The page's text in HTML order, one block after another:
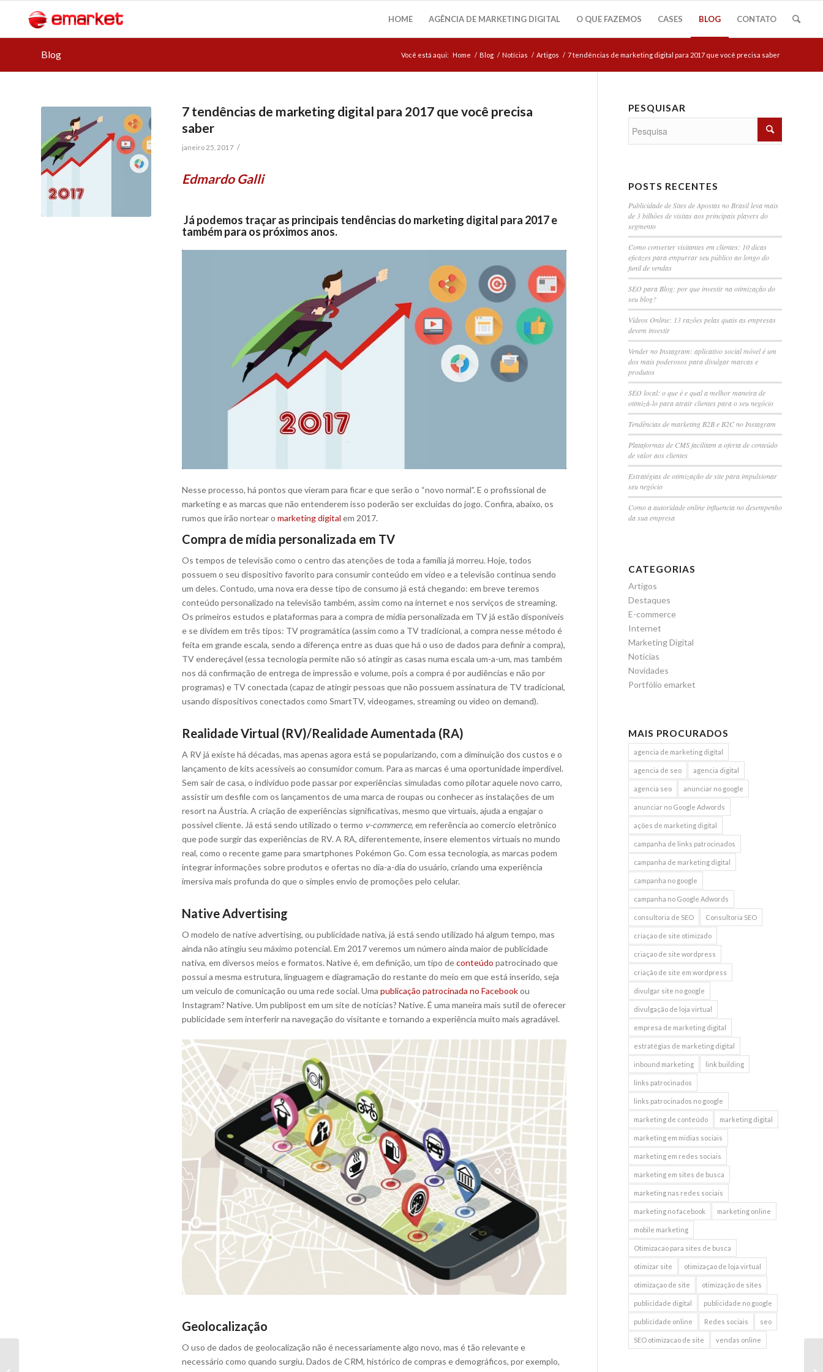
HOME AGÊNCIA DE MARKETING DIGITAL O QUE FAZEMOS CASES BLOG CONTATO
Blog Você está aqui: Home / Blog / Notícias / Artigos / 7 tendências de marketing digital para 2017 que você precisa saber
7 tendências de marketing digital para 2017 que você precisa
saber
janeiro 25, 2017 /
Edmardo Galli
Já podemos traçar as principais tendências do marketing digital para 2017 e
também para os próximos anos.
Nesse processo, há pontos que vieram para ficar e que serão o “novo normal”. E o profissional de
marketing e as marcas que não entenderem isso poderão ser excluídas do jogo. Confira, abaixo, os
rumos que irão nortear o marketing digital em 2017.
Compra de mídia personalizada em TV
Os tempos de televisão como o centro das atenções de toda a família já morreu. Hoje, todos
possuem o seu dispositivo favorito para consumir conteúdo em vídeo e a televisão continua sendo
um deles. Contudo, uma nova era desse tipo de consumo já está chegando: em breve teremos
conteúdo personalizado na televisão também, assim como na internet e nos serviços de streaming.
Os primeiros estudos e plataformas para a compra de mídia personalizada em TV já estão disponíveis
e se dividem em três tipos: TV programática (assim como a TV tradicional, a compra nesse método é
feita em grande escala, sendo a diferença entre as duas que há o uso de dados para definir a compra),
TV endereçável (essa tecnologia permite não só atingir as casas numa escala um-a-um, mas também
nos dá confirmação de entrega de impressão e volume, pois a compra é por audiências e não por
programas) e TV conectada (capaz de atingir pessoas que não possuem assinatura de TV tradicional,
usando dispositivos conectados como SmartTV, videogames, streaming ou video on demand).
Realidade Virtual (RV)/Realidade Aumentada (RA)
A RV já existe há décadas, mas apenas agora está se popularizando, com a diminuição dos custos e o
lançamento de kits acessíveis ao consumidor comum. Para as marcas é uma oportunidade imperdível.
Sem sair de casa, o indivíduo pode passar por experiências simuladas como pilotar aquele novo carro,
assistir um desfile com os lançamentos de uma marca de roupas ou conhecer as instalações de um
resort na Áustria. A criação de experiências significativas, mesmo que virtuais, ajuda a engajar o
possível cliente. Já está sendo utilizado o termo v-commerce, em referência ao comercio eletrônico
que pode surgir das experiências de RV. A RA, diferentemente, insere elementos virtuais no mundo
real, como o recente game para smartphones Pokémon Go. Com essa tecnologia, as marcas podem
integrar informações sobre produtos e ofertas no dia-a-dia do usuário, criando uma experiência
imersiva mais profunda do que o simples envio de promoções pelo celular.
Native Advertising
O modelo de native advertising, ou publicidade nativa, já está sendo utilizado há algum tempo, mas
ainda não atingiu seu máximo potencial. Em 2017 veremos um número ainda maior de publicidade
nativa, em diversos meios e formatos. Native é, em definição, um tipo deconteúdo patrocinado que
possui a mesma estrutura, linguagem e diagramação do restante do meio em que está inserido, seja
um veículo de comunicação ou uma rede social. Uma publicação patrocinada no Facebookou
Instagram? Native. Um publipost em um site de notícias? Native. É uma maneira mais sutil de oferecer
publicidade sem interferir na navegação do visitante e tornando a experiência muito mais agradável.
Geolocalização
O uso de dados de geolocalização não é necessariamente algo novo, mas é tão relevante e
necessário como quando surgiu. Dados de CRM, histórico de compras e demográficos, por exemplo,
PESQUISAR
POSTS RECENTES
Publicidade de Sites de Apostas no Brasil leva mais
de 3 bilhões de visitas aos principais players do
segmento
Como converter visitantes em clientes: 10 dicas
eficazes para empurrar seu público ao longo do
funil de vendas
SEO para Blog: por que investir na otimização do
seu blog?
Vídeos Online: 13 razões pelas quais as empresas
devem investir
Vender no Instagram: aplicativo social móvel é um
dos mais poderosos para divulgar marcas e
produtos
SEO local: o que é e qual a melhor maneira de
otimizá-lo para atrair clientes para o seu negócio
Tendências de marketing B2B e B2C no Instagram
Plataformas de CMS facilitam a oferta de conteúdo
de valor aos clientes
Estratégias de otimização de site para impulsionar
seu negócio
Como a autoridade online influencia no desempenho
da sua empresa
CATEGORIAS
Artigos
Destaques
E-commerce
Internet
Marketing Digital
Notícias
Novidades
Portfólio emarket
MAIS PROCURADOS
agencia de marketing digital
agencia de seo agencia digital
agencia seo anunciar no google
anunciar no Google Adwords
ações de marketing digital
campanha de links patrocinados
campanha de marketing digital
campanha no google
campanha no Google Adwords
consultoria de SEO Consultoria SEO
criaçao de site otimizado
criaçao de site wordpress
criação de site em wordpress
divulgar site no google
divulgação de loja virtual
empresa de marketing digital
estratégias de marketing digital
inbound marketing link building
links patrocinados
links patrocinados no google
marketing de conteúdo marketing digital
marketing em midias sociais
marketing em redes sociais
marketing em sites de busca
marketing nas redes sociais
marketing no facebook marketing online
mobile marketing
Otimizacao para sites de busca
otimizar site otimizaçao de loja virtual
otimizaçao de site otimização de sites
publicidade digital publicidade no google
publicidade online Redes sociais seo
SEO otimizacao de site vendas online